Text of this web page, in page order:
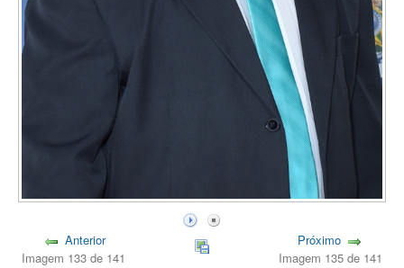
Anterior
Imagem 133 de 141
Próximo
Imagem 135 de 141